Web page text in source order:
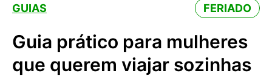
GUIAS FERIADO
Guia prático para mulheres
que querem viajar sozinhas